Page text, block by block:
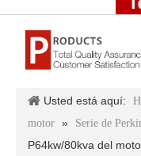
Usted está aquí:
motor » Serie de
P64kw/80kva del